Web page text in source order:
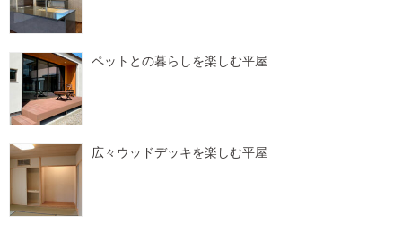
ペットとの暮らしを楽しむ平屋
広々ウッドデッキを楽しむ平屋